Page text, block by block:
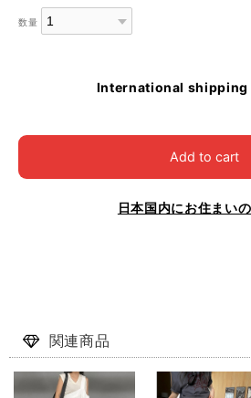
数量
International shipping
Add to cart
日本国内にお住まい
関連商品